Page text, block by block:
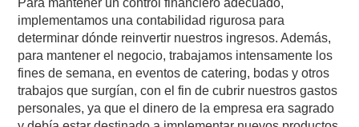
implementamos una contabilidad rigurosa para
determinar dónde reinvertir nuestros ingresos. Además,
para mantener el negocio, trabajamos intensamente los
fines de semana, en eventos de catering, bodas y otros
trabajos que surgían, con el fin de cubrir nuestros gastos
personales, ya que el dinero de la empresa era sagrado